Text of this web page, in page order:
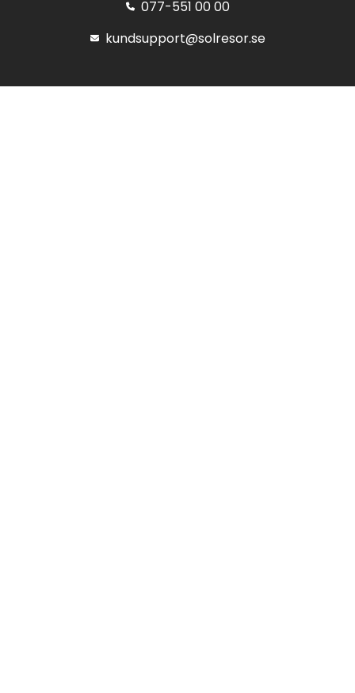
077-551 00 00
kundsupport@solresor.se